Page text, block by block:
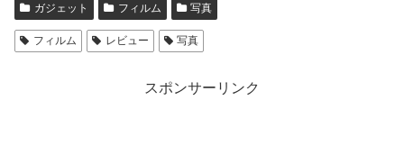
ガジェット フィルム 写真
フィルム レビュー 写真
スポンサーリンク